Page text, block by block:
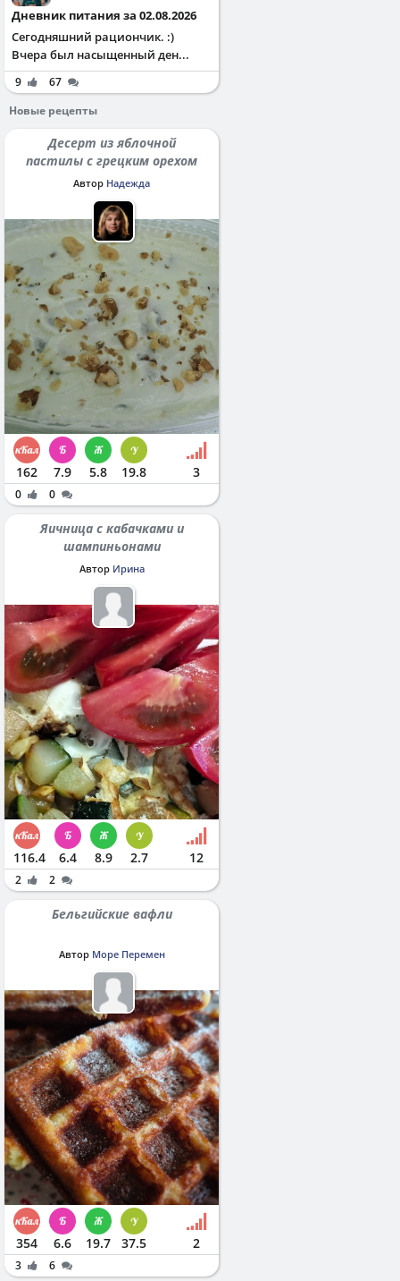
Дневник питания за 02.08.2026
Сегодняшний рациончик. :)
Вчера был насыщенный ден...
9
67
Новые рецепты
Десерт из яблочной
пастилы с грецким орехом
Автор Надежда
162 7.9 5.8 19.8 3
0 0
Яичница с кабачками и
шампиньонами
Автор Ирина
116.4 6.4 8.9 2.7 12
2 2
Бельгийские вафли
Автор Море Перемен
354 6.6 19.7 37.5 2
3
6